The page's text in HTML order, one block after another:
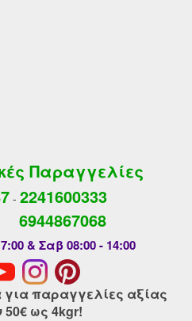
Παραγγελίες
- 2241600333
6944867068
& Σαβ 08:00 - 14:00
παραγγελίες αξίας
ως 4kgr!